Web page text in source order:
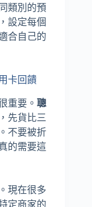
類別的預
設定每個
合自己的
卡回饋
重要。 聰
先貨比三
不要被折
的需要這
現在很多
定商家的